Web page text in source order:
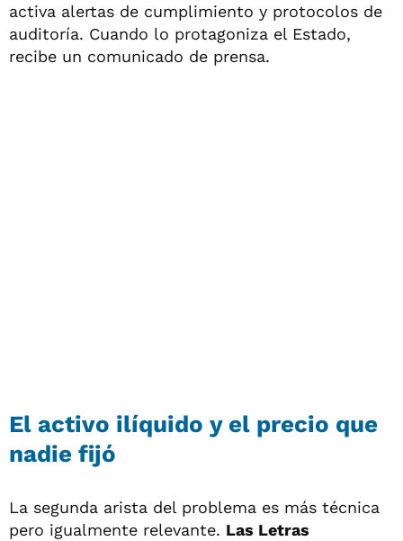
activa alertas de cumplimiento y protocolos de
auditoría. Cuando lo protagoniza el Estado,
recibe un comunicado de prensa.
El activo ilíquido y el precio que
nadie fijó
La segunda arista del problema es más técnica
pero igualmente relevante. Las Letras